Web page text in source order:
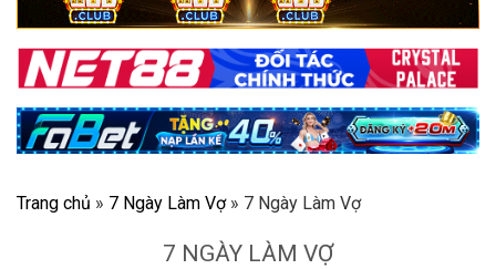
Trang chủ » 7 Ngày Làm Vợ» 7 Ngày Làm Vợ
7 NGÀY LÀM VỢ